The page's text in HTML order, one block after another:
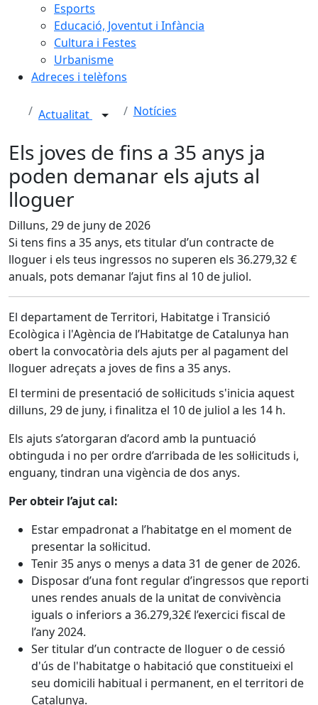
Esports
Educació, Joventut i Infància
Cultura i Festes
Urbanisme
Adreces i telèfons
Actualitat Notícies
Els joves de fins a 35 anys ja
poden demanar els ajuts al
lloguer
Dilluns, 29 de juny de 2026
Si tens fins a 35 anys, ets titular d’un contracte de
lloguer i els teus ingressos no superen els 36.279,32 €
anuals, pots demanar l’ajut fins al 10 de juliol.
El departament de Territori, Habitatge i Transició
Ecològica i l'Agència de l’Habitatge de Catalunya han
obert la convocatòria dels ajuts per al pagament del
lloguer adreçats a joves de fins a 35 anys.
El termini de presentació de sol·licituds s'inicia aquest
dilluns, 29 de juny, i finalitza el 10 de juliol a les 14 h.
Els ajuts s’atorgaran d’acord amb la puntuació
obtinguda i no per ordre d’arribada de les sol·licituds i,
enguany, tindran una vigència de dos anys.
Per obteir l’ajut cal:
Estar empadronat a l’habitatge en el moment de
presentar la sol·licitud.
Tenir 35 anys o menys a data 31 de gener de 2026.
Disposar d’una font regular d’ingressos que reporti
unes rendes anuals de la unitat de convivència
iguals o inferiors a 36.279,32€ l’exercici fiscal de
l’any 2024.
Ser titular d’un contracte de lloguer o de cessió
d'ús de l'habitatge o habitació que constitueixi el
seu domicili habitual i permanent, en el territori de
Catalunya.